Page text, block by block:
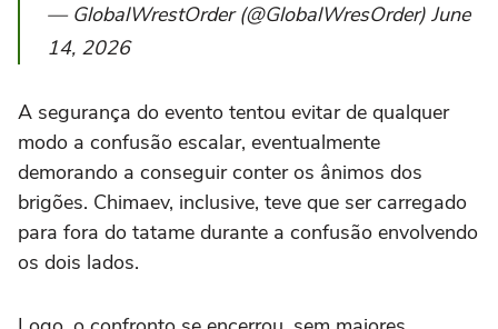
— GlobalWrestOrder (@GlobalWresOrder) June
14, 2026
A segurança do evento tentou evitar de qualquer
modo a confusão escalar, eventualmente
demorando a conseguir conter os ânimos dos
brigões. Chimaev, inclusive, teve que ser carregado
para fora do tatame durante a confusão envolvendo
os dois lados.